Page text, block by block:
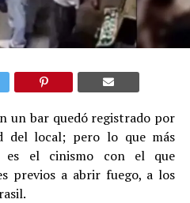
un bar quedó registrado por
del local; pero lo que más
es el cinismo con el que
previos a abrir fuego, a los